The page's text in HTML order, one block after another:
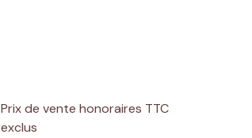
Prix de vente honoraires TTC
exclus